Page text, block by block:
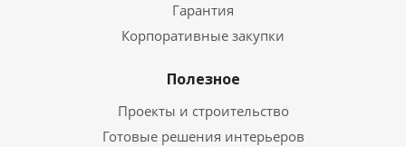
Гарантия
Корпоративные закупки
Полезное
Проекты и строительство
Готовые решения интерьеров